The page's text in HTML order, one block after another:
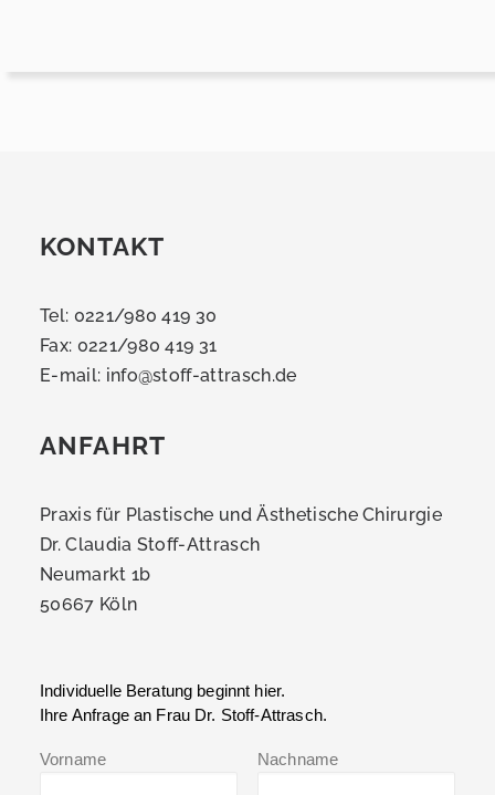
KONTAKT
Tel: 0221/980 419 30
Fax: 0221/980 419 31
E-mail: info@stoff-attrasch.de
ANFAHRT
Praxis für Plastische und Ästhetische Chirurgie
Dr. Claudia Stoff-Attrasch
Neumarkt 1b
50667 Köln
Individuelle Beratung beginnt hier.
Ihre Anfrage an Frau Dr. Stoff-Attrasch.
Vorname Nachname